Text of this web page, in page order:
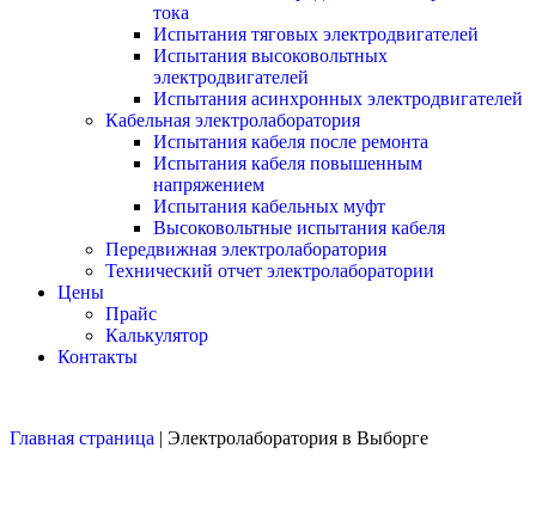
тока
Испытания тяговых электродвигателей
Испытания высоковольтных
электродвигателей
Испытания асинхронных электродвигателей
Кабельная электролаборатория
Испытания кабеля после ремонта
Испытания кабеля повышенным
напряжением
Испытания кабельных муфт
Высоковольтные испытания кабеля
Передвижная электролаборатория
Технический отчет электролаборатории
Цены
Прайс
Калькулятор
Контакты
Главная страница | Электролаборатория в Выборге